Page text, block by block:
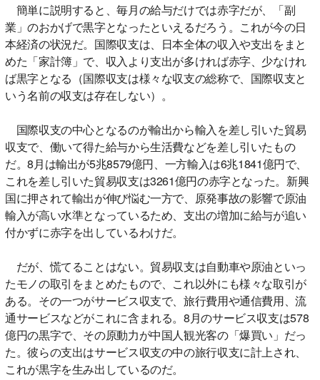
簡単に説明すると、毎月の給与だけでは赤字だが、「副
業」のおかげで黒字となったといえるだろう。これが今の日
本経済の状況だ。国際収支は、日本全体の収入や支出をまと
めた「家計簿」で、収入より支出が多ければ赤字、少なけれ
ば黒字となる（国際収支は様々な収支の総称で、国際収支と
いう名前の収支は存在しない）。
国際収支の中心となるのが輸出から輸入を差し引いた貿易
収支で、働いて得た給与から生活費などを差し引いたもの
だ。8月は輸出が5兆8579億円、一方輸入は6兆1841億円で、
これを差し引いた貿易収支は3261億円の赤字となった。新興
国に押されて輸出が伸び悩む一方で、原発事故の影響で原油
輸入が高い水準となっているため、支出の増加に給与が追い
付かずに赤字を出しているわけだ。
だが、慌てることはない。貿易収支は自動車や原油といっ
たモノの取引をまとめたもので、これ以外にも様々な取引が
ある。その一つがサービス収支で、旅行費用や通信費用、流
通サービスなどがこれに含まれる。8月のサービス収支は578
億円の黒字で、その原動力が中国人観光客の「爆買い」だっ
た。彼らの支出はサービス収支の中の旅行収支に計上され、
これが黒字を生み出しているのだ。